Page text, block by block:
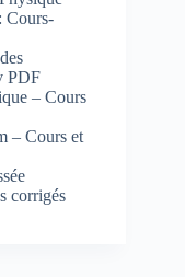
Cours-
PDF
– Cours
– Cours et
corrigés